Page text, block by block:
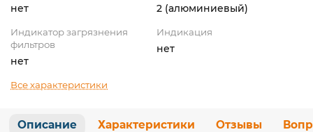
нет 2 (алюминиевый)
Индикатор загрязнения
фильтров
нет
Индикация
нет
Все характеристики
Описание Характеристики Отзывы